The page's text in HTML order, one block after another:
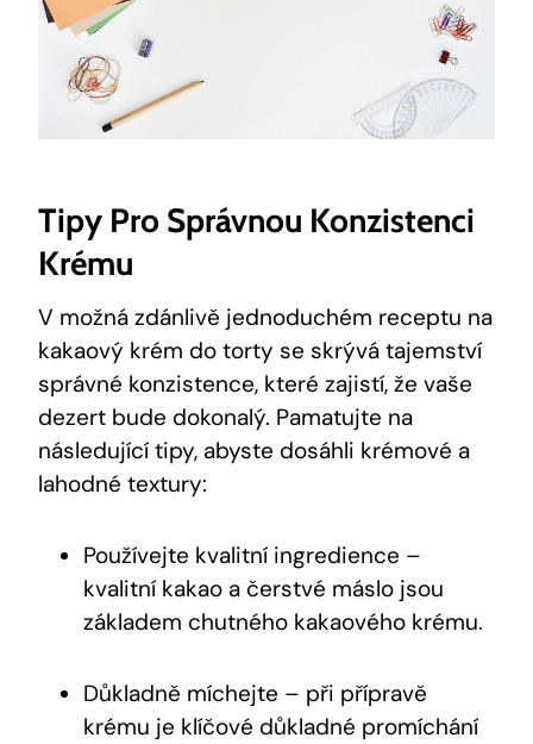
Tipy‍ Pro Správnou Konzistenci
⁢krému
V ⁢možná zdánlivě jednoduchém receptu na
kakaový ​krém do torty se​ skrývá tajemství
správné konzistence, které ⁤zajistí, že​ vaše
⁣dezert bude dokonalý.⁢ Pamatujte na
následující tipy, abyste dosáhli ​krémové a
lahodné textury:
Používejte kvalitní ingredience –
‌kvalitní ⁤kakao a‍ čerstvé ‍máslo jsou
základem chutného kakaového krému.
Důkladně míchejte – při přípravě
‌krému je ⁣klíčové důkladné ‍promíchání